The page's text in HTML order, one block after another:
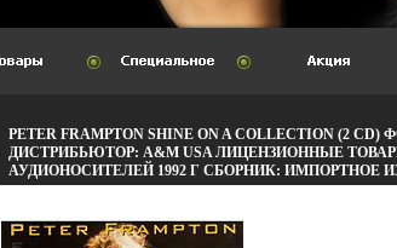
PETER FRAMPTON SHINE ON A COLLECTION (2 CD)
ДИСТРИБЬЮТОР: A&M USA ЛИЦЕНЗИОННЫЕ
АУДИОНОСИТЕЛЕЙ 1992 Г СБОРНИК: ИМПОРТНОЕ